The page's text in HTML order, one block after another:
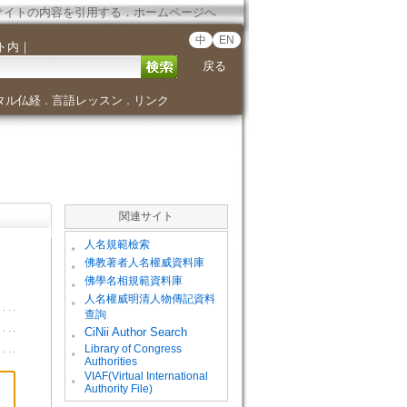
イトの内容を引用する．ホームページへ
内 ｜ 中 EN
戻る
ル仏経． 言語レッスン ． リンク
関連サイト
。 人名規範檢索
。 佛教著者人名權威資料庫
。 佛學名相規範資料庫
。
人名權威明清人物傳記資料
查詢
。
CiNii Author Search
。
Library of Congress
Authorities
。
VIAF(Virtual International
Authority File)